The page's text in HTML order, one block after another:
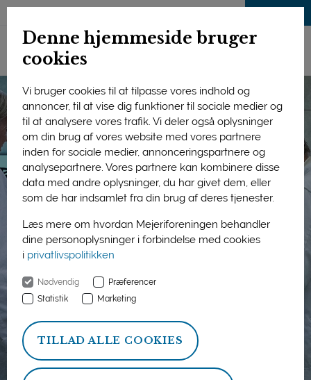
Denne hjemmeside bruger
cookies
Vi bruger cookies til at tilpasse vores indhold og
annoncer, til at vise dig funktioner til sociale medier og
til at analysere vores trafik. Vi deler også oplysninger
om din brug af vores website med vores partnere
inden for sociale medier, annonceringspartnere og
analysepartnere. Vores partnere kan kombinere disse
data med andre oplysninger, du har givet dem, eller
som de har indsamlet fra din brug af deres tjenester.
Læs mere om hvordan Mejeriforeningen behandler
dine personoplysninger i forbindelse med cookies
i privatlivspolitikken
Nødvendig
Præferencer
Statistik
Marketing
TILLAD ALLE COOKIES